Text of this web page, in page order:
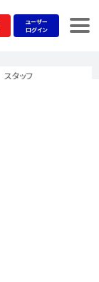
ユーザー
ログイン
スタッフ